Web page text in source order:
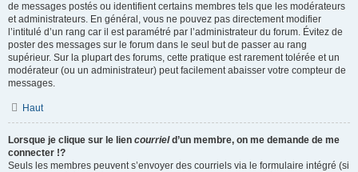
de messages postés ou identifient certains membres tels que les modérateurs
et administrateurs. En général, vous ne pouvez pas directement modifier
l’intitulé d’un rang car il est paramétré par l’administrateur du forum. Évitez de
poster des messages sur le forum dans le seul but de passer au rang
supérieur. Sur la plupart des forums, cette pratique est rarement tolérée et un
modérateur (ou un administrateur) peut facilement abaisser votre compteur de
messages.
Haut
Lorsque je clique sur le lien courrield’un membre, on me demande de me
connecter !?
Seuls les membres peuvent s’envoyer des courriels via le formulaire intégré (si